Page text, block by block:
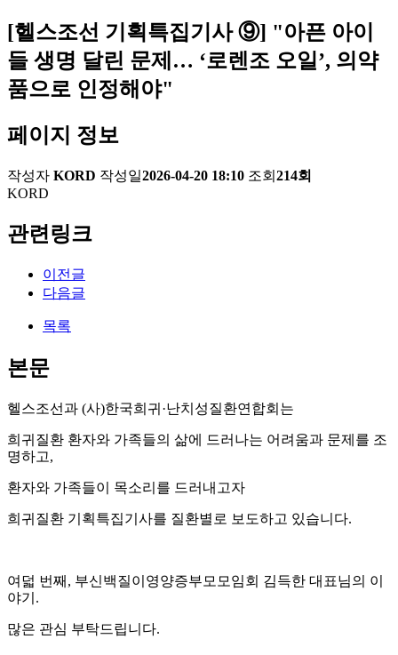
[헬스조선 기획특집기사 ⑨] "아픈 아이
들 생명 달린 문제… ‘로렌조 오일’, 의약
품으로 인정해야"
페이지 정보
작성자 KORD 작성일2026-04-20 18:10 조회 214회
KORD
관련링크
이전글
다음글
목록
본문
헬스조선과 (사)한국희귀·난치성질환연합회는
희귀질환 환자와 가족들의 삶에 드러나는 어려움과 문제를 조
명하고,
환자와 가족들이 목소리를 드러내고자
희귀질환 기획특집기사를 질환별로 보도하고 있습니다.
여덟 번째, 부신백질이영양증부모모임회 김득한 대표님의 이
야기.
많은 관심 부탁드립니다.